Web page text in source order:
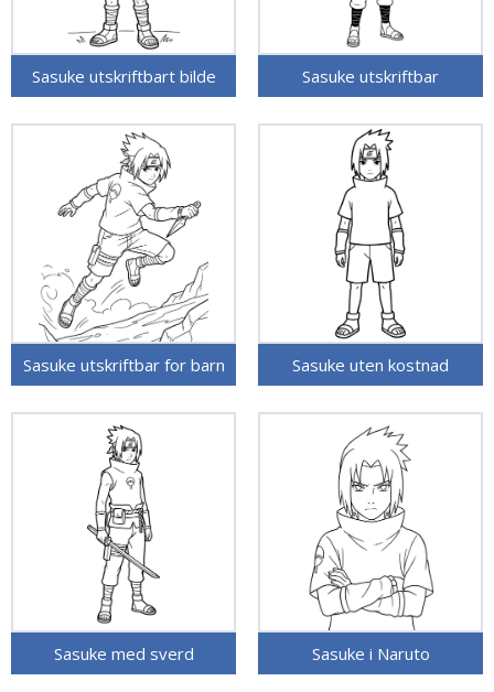
Sasuke utskriftbart bilde Sasuke utskriftbar
Sasuke utskriftbar for barn Sasuke uten kostnad
Sasuke med sverd Sasuke i Naruto